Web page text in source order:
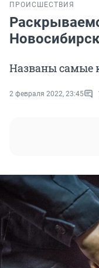
ПРОИСШЕСТВИЯ
Названы самые
2 февраля 2022, 23:45